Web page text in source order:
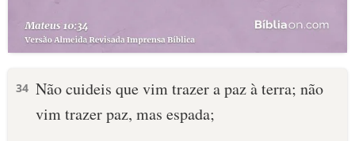
34 Não cuideis que vim trazer a paz à terra; não
vim trazer paz, mas espada;